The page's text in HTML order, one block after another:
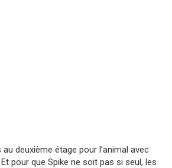
deuxième étage pour l’animal avec
pour que Spike ne soit pas si seul, les